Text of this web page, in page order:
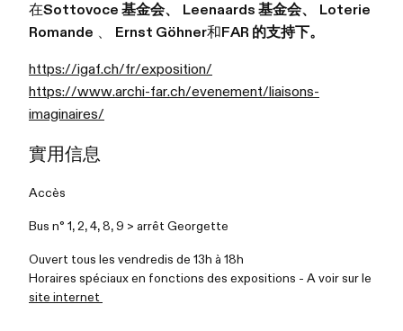
在Sottovoce 基金会、 Leenaards 基金会、
Loterie
Romande
Ernst Göhner和FAR 的支持下。
https://igaf.ch/fr/exposition/
https://www.archi-far.ch/evenement/liaisons-
imaginaires/
實用信息
Accès
Bus n° 1, 2, 4, 8, 9 > arrêt Georgette
Ouvert tous les vendredis de 13h à 18h
Horaires spéciaux en fonctions des expositions - A voir sur le
site internet